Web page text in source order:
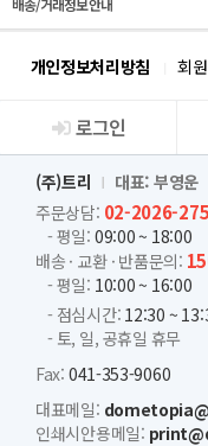
개인정보처리방침 회
로그인
(주)트리
대표: 부영운
주문상담: 02-2026-
- 평일: 09:00 ~ 18:00
배송 · 교환 · 반품문의:
- 평일: 10:00 ~ 16:00
- 점심시간: 12:30 ~
- 토, 일, 공휴일 휴무
Fax: 041-353-9060
대표메일:
인쇄시안용메일: